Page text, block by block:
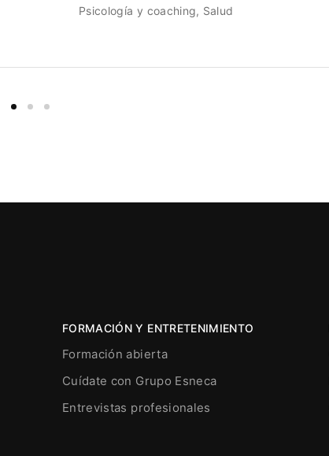
Psicología y coaching Salud
FORMACIÓN Y ENTRETENIMIENTO
Formación abierta
Cuídate con Grupo Esneca
Entrevistas profesionales